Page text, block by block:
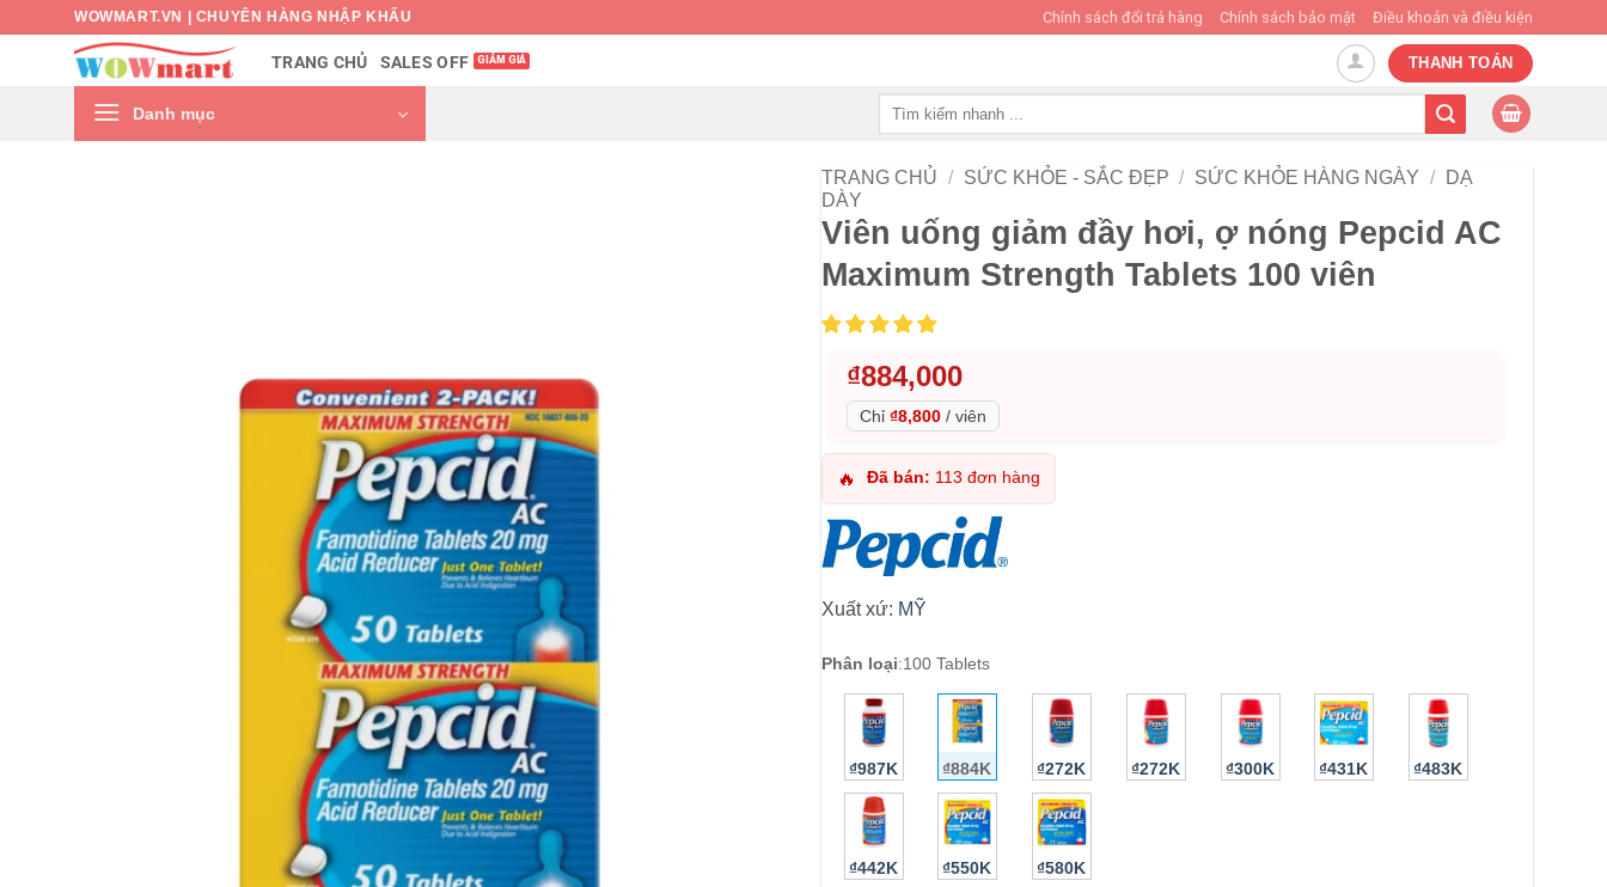
WOWMART.VN | CHUYÊN HÀNG NHẬP KHẨU Chính sách đổi trả hàng Chính sách bảo mật Điều khoản và điều kiện
TRANG CHỦ SALES OFF THANH TOÁN
Danh mục
TRANG CHỦ / SỨC KHỎE - SẮC ĐẸP / SỨC KHỎE HÀNG NGÀY /
DẠ
DÀY
Viên uống giảm đầy hơi, ợ nóng Pepcid AC
Maximum Strength Tablets 100 viên
₫884,000
Chỉ ₫8,800 / viên
🔥 Đã bán: 113 đơn hàng
Xuất xứ: MỸ
Phân loại:100 Tablets
₫987K ₫884K ₫272K ₫272K ₫300K ₫431K ₫483K
₫442K ₫550K ₫580K